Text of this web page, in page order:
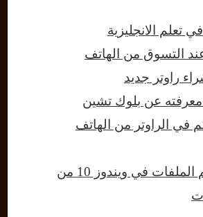
تعلم الانجليزية
التسوق من الهاتف
راوتر جديد
معرفته عن بلوك تشين
في الراوتر من الهاتف
طريقة تنظيم الملفات في ويندوز 10 من